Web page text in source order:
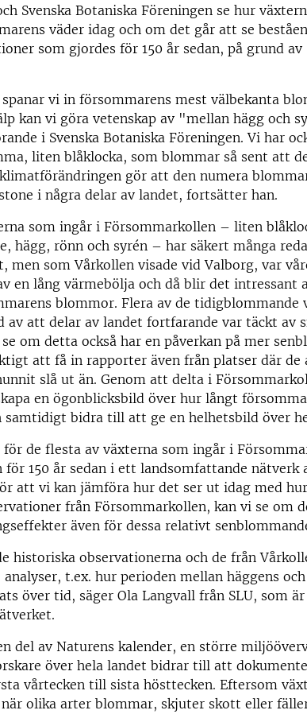
Svenska Botaniska Föreningen se hur
väder idag och om det går att se
som gjordes för 150 år sedan, på grund av
vi in försommarens mest välbekanta
kan vi göra vetenskap av "mellan hägg och
i Svenska Botaniska Föreningen. Vi har
liten blåklocka, som blommar så sent att
gör att den numera
i några delar av landet, fortsätter han.
som ingår i Försommarkollen – liten
hägg, rönn och syrén – har säkert många
men som Vårkollen visade vid Valborg, var
en lång värmebölja och då blir det intressant
blommor. Flera av de tidigblommande
av att delar av landet fortfarande var täckt av
om detta också har en påverkan på mer
att få in rapporter även från platser där de
slå ut än. Genom att delta i
en ögonblicksbild över hur långt
samtidigt bidra till att ge en helhetsbild över
de flesta av växterna som ingår i
för 150 år sedan i ett landsomfattande nätverk
att vi kan jämföra hur det ser ut idag med
från Försommarkollen, kan vi se om
även för dessa relativt
historiska observationerna och de från
t.ex. hur perioden mellan häggens
över tid, säger Ola Langvall från SLU, som
del av Naturens kalender, en större
över hela landet bidrar till att
vårtecken till sista hösttecken. Eftersom
olika arter blommar, skjuter skott eller